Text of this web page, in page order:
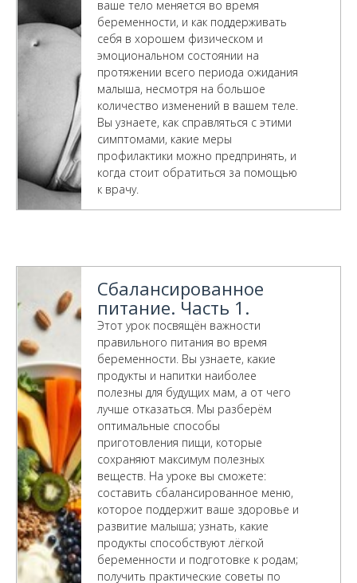
ваше тело меняется во время
беременности, и как поддерживать
себя в хорошем физическом и
эмоциональном состоянии на
протяжении всего периода ожидания
малыша, несмотря на большое
количество изменений в вашем теле.
Вы узнаете, как справляться с этими
симптомами, какие меры
профилактики можно предпринять, и
когда стоит обратиться за помощью
к врачу.
Сбалансированное
питание. Часть 1.
Этот урок посвящён важности
правильного питания во время
беременности. Вы узнаете, какие
продукты и напитки наиболее
полезны для будущих мам, а от чего
лучше отказаться. Мы разберём
оптимальные способы
приготовления пищи, которые
сохраняют максимум полезных
веществ. На уроке вы сможете:
составить сбалансированное меню,
которое поддержит ваше здоровье и
развитие малыша; узнать, какие
продукты способствуют лёгкой
беременности и подготовке к родам;
получить практические советы по